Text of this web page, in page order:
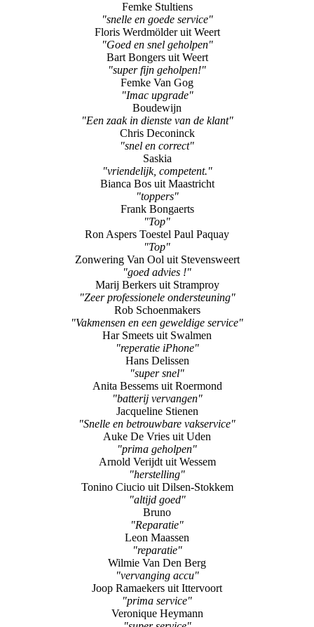
"Reparatien Iphone"
Timo Augustus
"snel en vakkundig"
Femke Stultiens
"snelle en goede service"
Floris Werdmölder uit Weert
"Goed en snel geholpen"
Bart Bongers uit Weert
"super fijn geholpen!"
Femke Van Gog
"Imac upgrade"
Boudewijn
"Een zaak in dienste van de klant"
Chris Deconinck
"snel en correct"
Saskia
"vriendelijk, competent."
Bianca Bos uit Maastricht
"toppers"
Frank Bongaerts
"Top"
Ron Aspers Toestel Paul Paquay
"Top"
Zonwering Van Ool uit Stevensweert
"goed advies !"
Marij Berkers uit Stramproy
"Zeer professionele ondersteuning"
Rob Schoenmakers
"Vakmensen en een geweldige service"
Har Smeets uit Swalmen
"reperatie iPhone"
Hans Delissen
"super snel"
Anita Bessems uit Roermond
"batterij vervangen"
Jacqueline Stienen
"Snelle en betrouwbare vakservice"
Auke De Vries uit Uden
"prima geholpen"
Arnold Verijdt uit Wessem
"herstelling"
Tonino Ciucio uit Dilsen-Stokkem
"altijd goed"
Bruno
"Reparatie"
Leon Maassen
"reparatie"
Wilmie Van Den Berg
"vervanging accu"